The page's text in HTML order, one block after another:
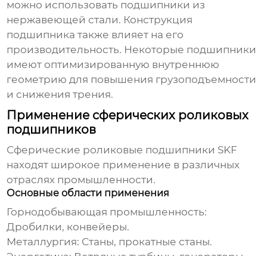
можно использовать подшипники из
нержавеющей стали. Конструкция
подшипника также влияет на его
производительность. Некоторые подшипники
имеют оптимизированную внутреннюю
геометрию для повышения грузоподъемности
и снижения трения.
Применение сферических роликовых
подшипников
Сферические роликовые подшипники SKF
находят широкое применение в различных
отраслях промышленности.
Основные области применения
Горнодобывающая промышленность:
Дробилки, конвейеры.
Металлургия: Станы, прокатные станы.